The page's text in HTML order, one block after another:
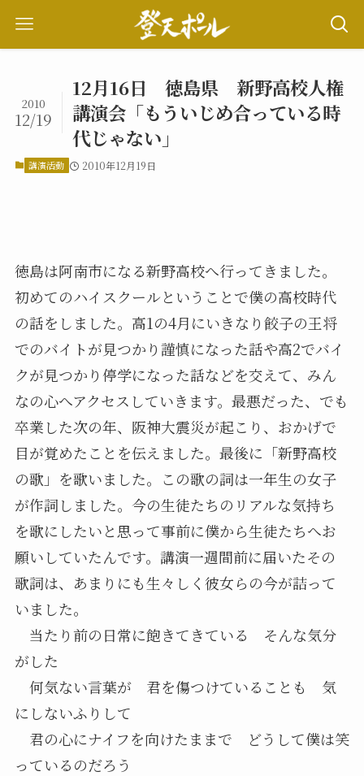
12月16日 徳島県 新野高校人権
講演会「もういじめ合っている時
代じゃない」
2010
12/19
講演活動 2010年12月19日
徳島は阿南市になる新野高校へ行ってきました。
初めてのハイスクールということで僕の高校時代
の話をしました。高1の4月にいきなり餃子の王将
でのバイトが見つかり謹慎になった話や高2でバイ
クが見つかり停学になった話などを交えて、みん
なの心へアクセスしていきます。最悪だった、でも
卒業した次の年、阪神大震災が起こり、おかげで
目が覚めたことを伝えました。最後に「新野高校
の歌」を歌いました。この歌の詞は一年生の女子
が作詞しました。今の生徒たちのリアルな気持ち
を歌にしたいと思って事前に僕から生徒たちへお
願いしていたんです。講演一週間前に届いたその
歌詞は、あまりにも生々しく彼女らの今が詰って
いました。
当たり前の日常に飽きてきている そんな気分
がした
何気ない言葉が 君を傷つけていることも 気
にしないふりして
君の心にナイフを向けたままで どうして僕は笑
っているのだろう